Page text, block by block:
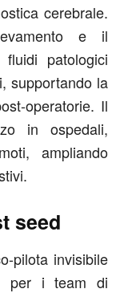
cerebrale.
e il
patologici
supportando la
operatorie. Il
in ospedali,
ampliando
seed
pilota invisibile
per i team di